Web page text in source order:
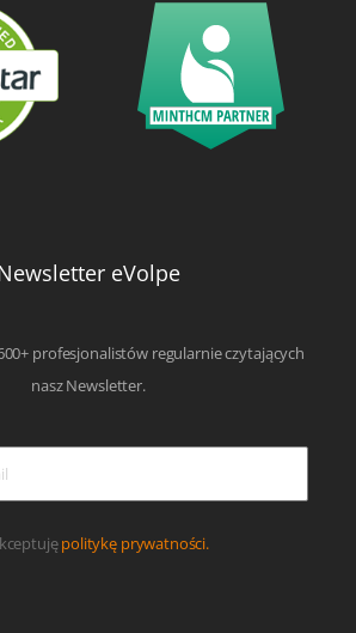
eVolpe
profesjonalistów regularnie czytających
nasz Newsletter.
politykę prywatności.